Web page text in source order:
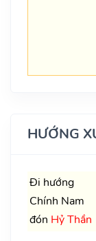
HƯỚNG
Đi hướng
Chính Nam
đón Hỷ Thần